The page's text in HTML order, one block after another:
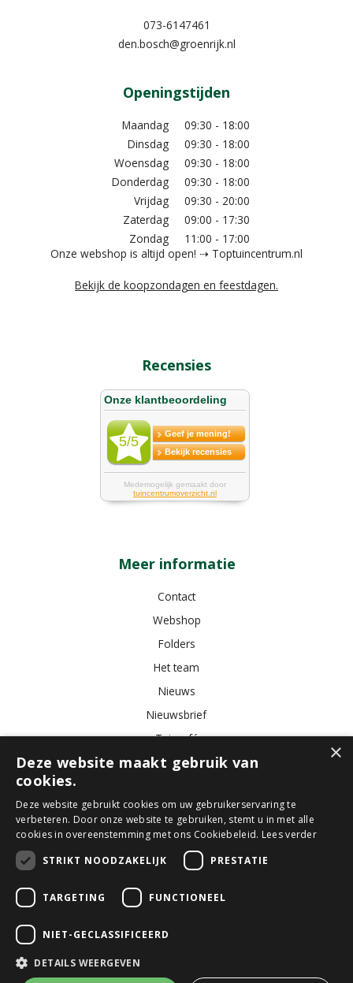
073-6147461
den.bosch@groenrijk.nl
Openingstijden
Maandag
09:30 - 18:00
Dinsdag
09:30 - 18:00
Woensdag
09:30 - 18:00
Donderdag
09:30 - 18:00
Vrijdag
09:30 - 20:00
Zaterdag
09:00 - 17:30
Zondag
11:00 - 17:00
Onze webshop is altijd open! ⇢ Toptuincentrum.nl
Bekijk de koopzondagen en feestdagen.
Recensies
Meer informatie
Contact
Webshop
Folders
Het team
Nieuws
Nieuwsbrief
Tuincafé
Vacatures
Tuincentrum Bloemist Kamerplanten Kunstbloemen
Buitenplanten
Tuinmeubelen
© GroenRijk Den Bosch
Tuincentrum Overzicht
Algemene voorwaarden
×
Deze website maakt gebruik van
cookies.
Deze website gebruikt cookies om uw gebruikerservaring te
verbeteren. Door onze website te gebruiken, stemt u in met alle
cookies in overeenstemming met ons Cookiebeleid. Lees verder
STRIKT NOODZAKELIJK
PRESTATIE
TARGETING FUNCTIONEEL
NIET-GECLASSIFICEERD
DETAILS WEERGEVEN